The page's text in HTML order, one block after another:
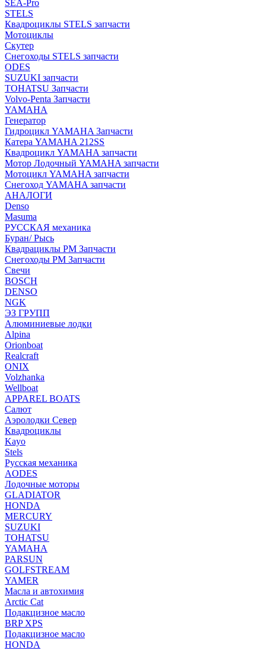
SEA-Pro
STELS
Квадроциклы STELS запчасти
Мотоциклы
Скутер
Снегоходы STELS запчасти
ODES
SUZUKI запчасти
TOHATSU Запчасти
Volvo-Penta Запчасти
YAMAHA
Генератор
Гидроцикл YAMAHA Запчасти
Катера YAMAHA 212SS
Квадроцикл YAMAHA запчасти
Мотор Лодочный YAMAHA запчасти
Мотоцикл YAMAHA запчасти
Снегоход YAMAHA запчасти
АНАЛОГИ
Denso
Masuma
РУССКАЯ механика
Буран/ Рысь
Квадрациклы РМ Запчасти
Снегоходы РМ Запчасти
Свечи
BOSCH
DENSO
NGK
ЭЗ ГРУПП
Алюминиевые лодки
Alpina
Orionboat
Realcraft
ONIX
Volzhanka
Wellboat
АPPAREL BOATS
Салют
Аэролодки Север
Квадроциклы
Kayo
Stels
Русская механика
AODES
Лодочные моторы
GLADIATOR
HONDA
MERCURY
SUZUKI
TOHATSU
YAMAHA
PARSUN
GOLFSTREAM
YAMER
Масла и автохимия
Arctic Cat
Подакцизное масло
BRP XPS
Подакцизное масло
HONDA